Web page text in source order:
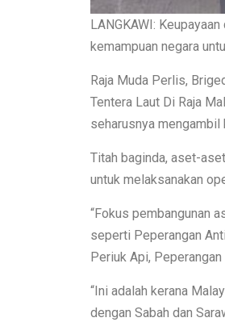
LANGKAWI:
kemampuan negara
Raja Muda Perlis,
Tentera Laut Di Raja
seharusnya
Titah baginda, aset-
untuk melaksanakan
“Fokus pembangunan
seperti Peperangan
Periuk Api,
“Ini adalah kerana
dengan Sabah dan